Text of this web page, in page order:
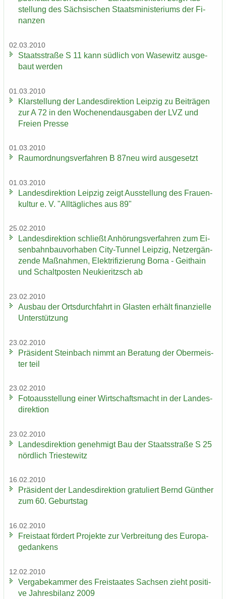
stel­lung des Säch­si­schen Staats­mi­nis­te­ri­ums der Fi­
nan­zen
02.03.2010
Staats­stra­ße S 11 kann süd­lich von Wase­witz aus­ge­
baut wer­den
01.03.2010
Klar­stel­lung der Lan­des­di­rek­ti­on Leip­zig zu Bei­trä­gen
zur A 72 in den Wo­chen­end­aus­ga­ben der LVZ und
Frei­en Pres­se
01.03.2010
Raum­ord­nungs­ver­fah­ren B 87neu wird aus­ge­setzt
01.03.2010
Lan­des­di­rek­ti­on Leip­zig zeigt Aus­stel­lung des Frau­en­
kul­tur e. V. "All­täg­li­ches aus 89"
25.02.2010
Lan­des­di­rek­ti­on schließt An­hö­rungs­ver­fah­ren zum Ei­
sen­bahn­bau­vor­ha­ben City-​Tunnel Leip­zig, Netz­er­gän­
zen­de Maß­nah­men, Elek­tri­fi­zie­rung Borna - Geit­hain
und Schalt­pos­ten Neu­kie­ritzsch ab
23.02.2010
Aus­bau der Orts­durch­fahrt in Glas­ten er­hält fi­nan­zi­el­le
Un­ter­stüt­zung
23.02.2010
Prä­si­dent Stein­bach nimmt an Be­ra­tung der Ober­meis­
ter teil
23.02.2010
Fo­to­aus­stel­lung einer Wirt­schafts­macht in der Lan­des­
di­rek­ti­on
23.02.2010
Lan­des­di­rek­ti­on ge­neh­migt Bau der Staats­stra­ße S 25
nörd­lich Tri­es­te­witz
16.02.2010
Prä­si­dent der Lan­des­di­rek­ti­on gra­tu­liert Bernd Gün­ther
zum 60. Ge­burts­tag
16.02.2010
Frei­staat för­dert Pro­jek­te zur Ver­brei­tung des Eu­ro­pa­
ge­dan­kens
12.02.2010
Ver­ga­be­kam­mer des Frei­staa­tes Sach­sen zieht po­si­ti­
ve Jah­res­bi­lanz 2009